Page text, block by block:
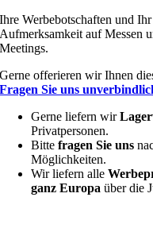
Ihre Werbebotschaften und
Aufmerksamkeit auf Messen
Meetings.
Gerne offerieren wir Ihnen
Fragen Sie uns
Gerne liefern wir
Privatpersonen.
Bittefragen Sie uns
Möglichkeiten.
Wir liefern alle
ganz Europa über die